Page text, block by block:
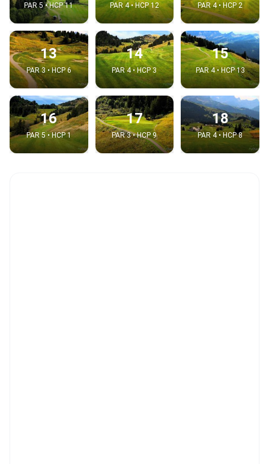
PAR 5 • HCP 11 PAR 4 • HCP 12 PAR 4 • HCP 2
13
PAR 3 • HCP 6
14
PAR 4 • HCP 3
15
PAR 4 • HCP 13
16
PAR 5 • HCP 1
17
PAR 3 • HCP 9
18
PAR 4 • HCP 8